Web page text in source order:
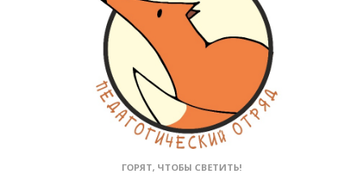
ГОРЯТ, ЧТОБЫ СВЕТИТЬ!